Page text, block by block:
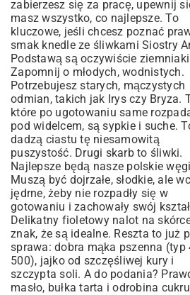
zabierzesz się za pracę, upewnij
masz wszystko, co najlepsze. To
kluczowe, jeśli chcesz poznać
smak knedle ze śliwkami Siostry
Podstawą są oczywiście
Zapomnij o młodych, wodnistych.
Potrzebujesz starych, mączystych
odmian, takich jak Irys czy Bryza.
które po ugotowaniu same
pod widelcem, są sypkie i suche.
dadzą ciastu tę niesamowitą
puszystość. Drugi skarb to śliwki.
Najlepsze będą nasze polskie
Muszą być dojrzałe, słodkie, ale
jędrne, żeby nie rozpadły się w
gotowaniu i zachowały swój
Delikatny fioletowy nalot na
znak, że są idealne. Reszta to już
sprawa: dobra mąka pszenna (typ
500), jajko od szczęśliwej kury i
szczypta soli. A do podania?
masło, bułka tarta i odrobina